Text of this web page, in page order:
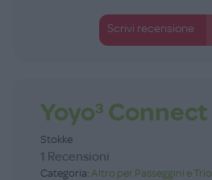
Scrivi recensione
Yoyo³ Connect
Stokke
1 Recensioni
Categoria:Altro per Passeggini e Trio